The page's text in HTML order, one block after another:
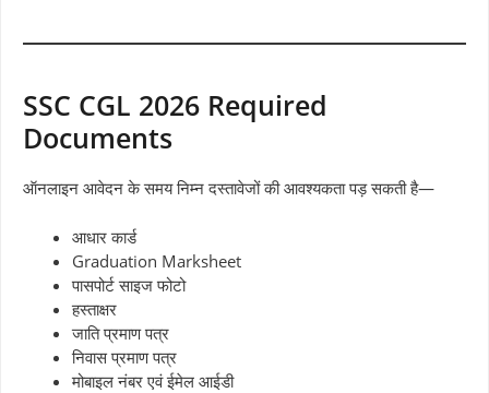
SSC CGL 2026 Required
Documents
ऑनलाइन आवेदन के समय निम्न दस्तावेजों की आवश्यकता पड़ सकती है—
आधार कार्ड
Graduation Marksheet
पासपोर्ट साइज फोटो
हस्ताक्षर
जाति प्रमाण पत्र
निवास प्रमाण पत्र
मोबाइल नंबर एवं ईमेल आईडी